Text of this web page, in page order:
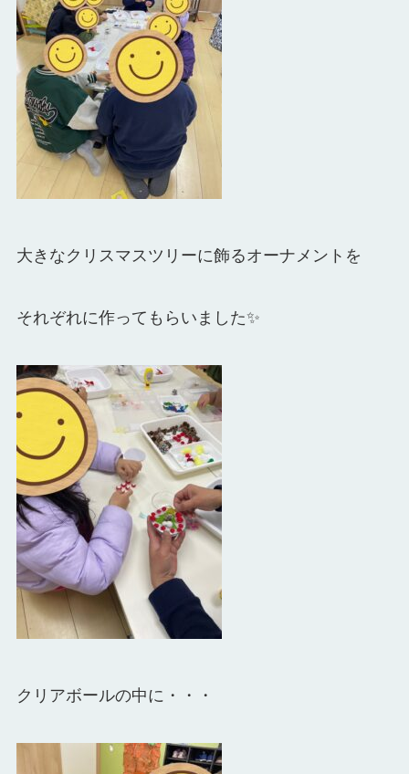
大きなクリスマスツリーに飾るオーナメントを
それぞれに作ってもらいました✨
クリアボールの中に・・・